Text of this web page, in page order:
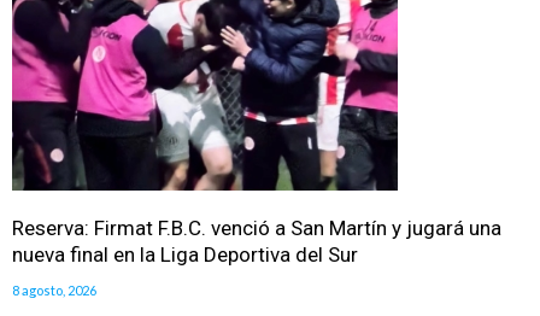
Reserva: Firmat F.B.C. venció a San Martín y jugará una
nueva final en la Liga Deportiva del Sur
8 agosto, 2026